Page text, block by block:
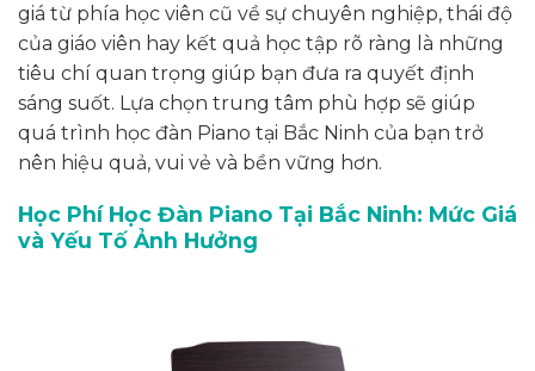
giá từ phía học viên cũ về sự chuyên nghiệp, thái độ
của giáo viên hay kết quả học tập rõ ràng là những
tiêu chí quan trọng giúp bạn đưa ra quyết định
sáng suốt. Lựa chọn trung tâm phù hợp sẽ giúp
quá trình học đàn Piano tại Bắc Ninh của bạn trở
nên hiệu quả, vui vẻ và bền vững hơn.
Học Phí Học Đàn Piano Tại Bắc Ninh: Mức Giá
và Yếu Tố Ảnh Hưởng